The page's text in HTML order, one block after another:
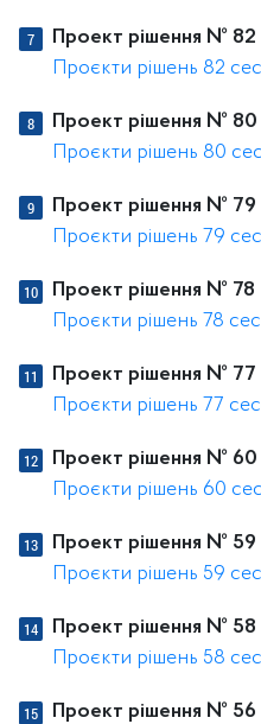
Проект рішення № 82
Проєкти рішень 82
Проект рішення № 80
Проєкти рішень 80
Проект рішення № 79
Проєкти рішень 79
Проект рішення № 78
Проєкти рішень 78
Проект рішення № 77
Проєкти рішень 77
Проект рішення № 60
Проєкти рішень 60
Проект рішення № 59
Проєкти рішень 59
Проект рішення № 58
Проєкти рішень 58
Проект рішення № 56